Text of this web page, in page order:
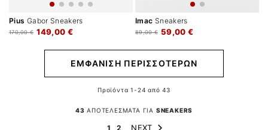
Pius Gabor Sneakers
149,00 €
170,00 €
Imac Sneakers
59,00 €
89,00 €
ΕΜΦΑΝΙΣΗ ΠΕΡΙΣΣΟΤΕΡΩΝ
Προϊόντα1-24 από43
43 ΑΠΟΤΕΛΕΣΜΑΤΑ ΓΙΑ SNEAKERS
You're currently reading page
1 Page
2 Page
NEXT